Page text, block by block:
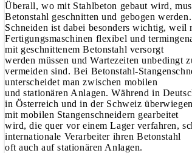
Überall, wo mit Stahlbeton gebaut wird,
Betonstahl geschnitten und gebogen
Schneiden ist dabei besonders wichtig, weil
Fertigungsmaschinen flexibel und
mit geschnittenem Betonstahl versorgt
werden müssen und Wartezeiten unbedingt
vermeiden sind. Bei Betonstahl-
unterscheidet man zwischen mobilen
und stationären Anlagen. Während in
in Österreich und in der Schweiz
mit mobilen Stangenschneidern gearbeitet
wird, die quer vor einem Lager verfahren,
internationale Verarbeiter ihren Betonstahl
oft auch auf stationären Anlagen.